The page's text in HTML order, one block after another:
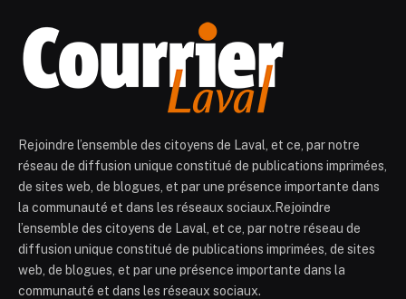
Rejoindre l’ensemble des citoyens de Laval, et ce, par notre
réseau de diffusion unique constitué de publications imprimées,
de sites web, de blogues, et par une présence importante dans
la communauté et dans les réseaux sociaux.Rejoindre
l’ensemble des citoyens de Laval, et ce, par notre réseau de
diffusion unique constitué de publications imprimées, de sites
web, de blogues, et par une présence importante dans la
communauté et dans les réseaux sociaux.